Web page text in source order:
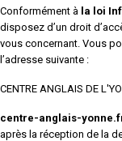
Conformément à la loi
disposez d’un droit
vous concernant. Vous
l’adresse suivante :
CENTRE ANGLAIS DE
centre-anglais-yonne
après la réception de la